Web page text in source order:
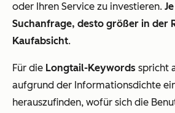
oder Ihren Service zu investieren.
Suchanfrage, desto größer in der
Kaufabsicht.
Für die Longtail-Keywords spricht
aufgrund der Informationsdichte
herauszufinden, wofür sich die